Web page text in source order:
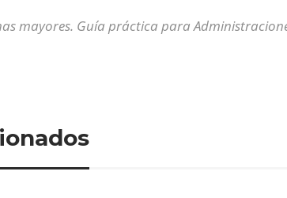
mayores. Guía práctica para